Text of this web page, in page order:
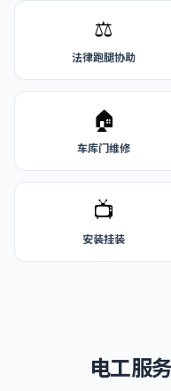
⚖️
法律跑腿协助
🏠
车库门维修
📺
安装挂装
电工服